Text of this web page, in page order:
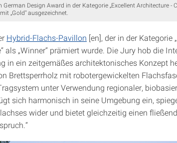
Design Award in der Kategorie „Excellent Architecture -
„Gold" ausgezeichnet.
Hybrid-Flachs-Pavillon [en], der in der Kategorie
als „Winner“ prämiert wurde. Die Jury hob die
in ein zeitgemäßes architektonisches Konzept
Brettsperrholz mit robotergewickelten
unter Verwendung regionaler,
sich harmonisch in seine Umgebung ein,
wider und bietet gleichzeitig einen